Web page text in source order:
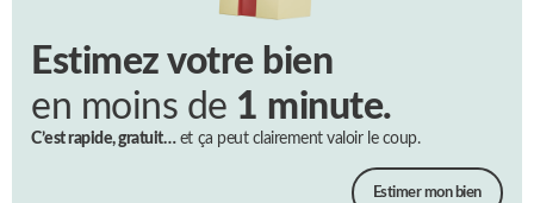
Estimez votre bien
en moins de 1 minute.
C’est rapide, gratuit…et ça peut clairement valoir le coup.
Estimer mon bien